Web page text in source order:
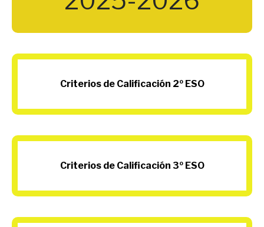
Criterios de Calificación 2º ESO
Criterios de Calificación 3º ESO